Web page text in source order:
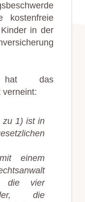
kostenfreie
in der
hat das
verneint:
zu 1) ist in
einem
die vier
die